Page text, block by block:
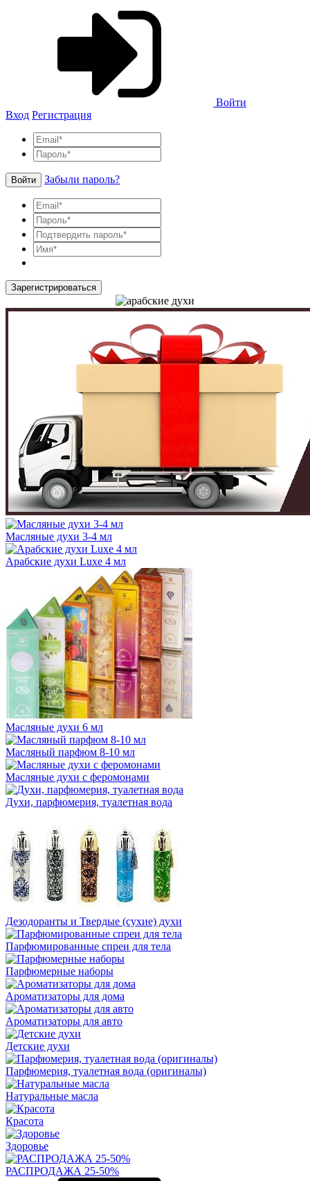
Войти
Вход Регистрация
Войти Забыли пароль?
Зарегистрироваться
Масляные духи 3-4 мл
Арабские духи Luxe 4 мл
Масляные духи 6 мл
Масляный парфюм 8-10 мл
Масляные духи с феромонами
Духи, парфюмерия, туалетная вода
Дезодоранты и Твердые (сухие) духи
Парфюмированные спреи для тела
Парфюмерные наборы
Ароматизаторы для дома
Ароматизаторы для авто
Детские духи
Парфюмерия, туалетная вода (оригиналы)
Натуральные масла
Красота
Здоровье
РАСПРОДАЖА 25-50%